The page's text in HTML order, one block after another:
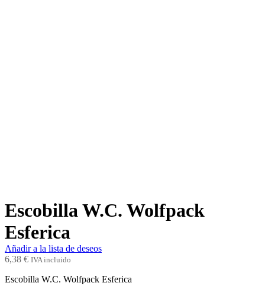
Escobilla W.C. Wolfpack
Esferica
Añadir a la lista de deseos
6,38 € IVA incluido
Escobilla W.C. Wolfpack Esferica